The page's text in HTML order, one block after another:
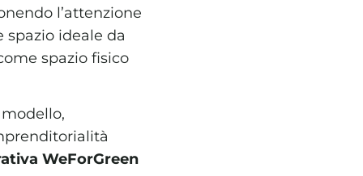
l’attenzione
ideale da
spazio fisico
WeForGreen